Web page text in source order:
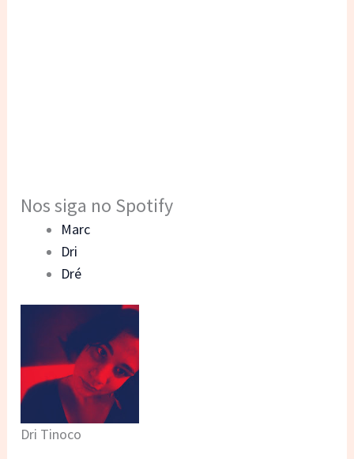
Nos siga no Spotify
Marc
Dri
Dré
Dri Tinoco